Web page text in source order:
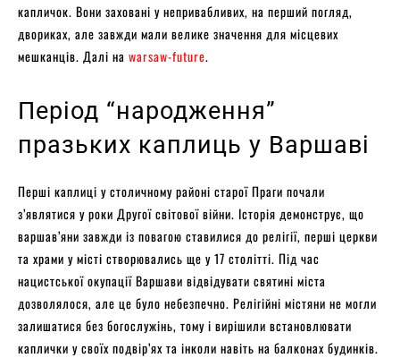
капличок. Вони заховані у непривабливих, на перший погляд,
двориках, але завжди мали велике значення для місцевих
мешканців. Далі на warsaw-future.
Період “народження”
празьких каплиць у Варшаві
Перші каплиці у столичному районі старої Праги почали
з’являтися у роки Другої світової війни. Історія демонструє, що
варшав’яни завжди із повагою ставилися до релігії, перші церкви
та храми у місті створювались ще у 17 столітті. Під час
нацистської окупації Варшави відвідувати святині міста
дозволялося, але це було небезпечно. Релігійні містяни не могли
залишатися без богослужінь, тому і вирішили встановлювати
каплички у своїх подвір’ях та інколи навіть на балконах будинків.